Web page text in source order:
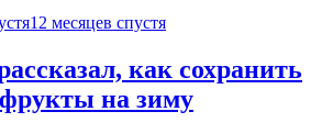
12 месяцев спустя
как сохранить
на зиму